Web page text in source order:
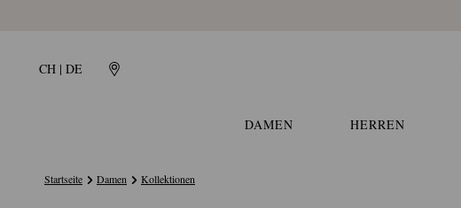
CH | DE
DAMEN HERREN
Startseite Damen Kollektionen